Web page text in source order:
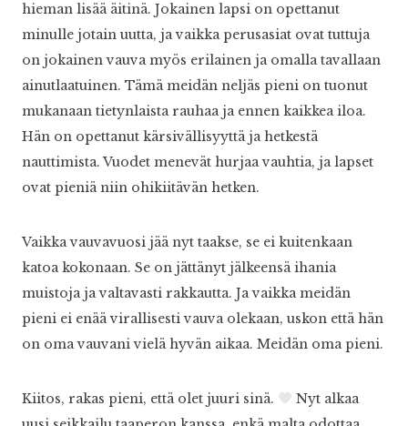
hieman lisää äitinä. Jokainen lapsi on opettanut
minulle jotain uutta, ja vaikka perusasiat ovat tuttuja
on jokainen vauva myös erilainen ja omalla tavallaan
ainutlaatuinen. Tämä meidän neljäs pieni on tuonut
mukanaan tietynlaista rauhaa ja ennen kaikkea iloa.
Hän on opettanut kärsivällisyyttä ja hetkestä
nauttimista. Vuodet menevät hurjaa vauhtia, ja lapset
ovat pieniä niin ohikiitävän hetken.
Vaikka vauvavuosi jää nyt taakse, se ei kuitenkaan
katoa kokonaan. Se on jättänyt jälkeensä ihania
muistoja ja valtavasti rakkautta. Ja vaikka meidän
pieni ei enää virallisesti vauva olekaan, uskon että hän
on oma vauvani vielä hyvän aikaa. Meidän oma pieni.
Kiitos, rakas pieni, että olet juuri sinä.
Nyt alkaa